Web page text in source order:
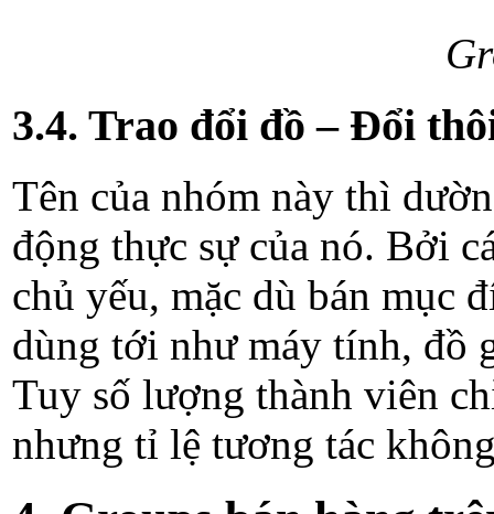
3.4. Trao đổi đồ – Đổi
Tên của nhóm này thì
động thực sự của nó. Bởi
chủ yếu, mặc dù bán mục
dùng tới như máy tính, đồ
Tuy số lượng thành viên
nhưng tỉ lệ tương tác